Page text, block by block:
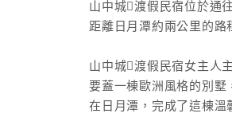
山中城渡假民宿位於通
距離日月潭約兩公里的
山中城渡假民宿女主人
要蓋一棟歐洲風格的別墅
在日月潭，完成了這棟